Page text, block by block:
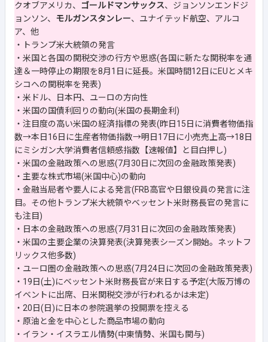
クオブアメリカ、 ゴールドマンサックス、ジョンソンエンドジ
ョンソン、 モルガンスタンレー、ユナイテッド航空、アルコ
ア、他
・トランプ米大統領の発言
・米国と各国の関税交渉の行方や思惑(各国に新たな関税率を通
達＆一時停止の期限を8月1日に延長。米国時間12日にEUとメキ
シコへの関税率を発表)
・米ドル、日本円、ユーロの方向性
・米国の国債利回りの動向(米国の長期金利)
・注目度の高い米国の経済指標の発表(昨日15日に消費者物価指
数→本日16日に生産者物価指数→明日17日に小売売上高→18日
にミシガン大学消費者信頼感指数【速報値】と目白押し)
・米国の金融政策への思惑(7月30日に次回の金融政策発表)
・主要な株式市場(米国中心)の動向
・金融当局者や要人による発言(FRB高官や日銀役員の発言に注
目。その他トランプ米大統領やベッセント米財務長官の発言に
も注目)
・日本の金融政策への思惑(7月31日に次回の金融政策発表)
・米国の主要企業の決算発表(決算発表シーズン開始。ネットフ
リックス他多数)
・ユーロ圏の金融政策への思惑(7月24日に次回の金融政策発表)
・19日(土)にベッセント米財務長官が来日する予定(大阪万博の
イベントに出席、日米関税交渉が行われるかは未定)
・20日(日)に日本の参院選挙の投開票を控える
・原油と金を中心とした商品市場の動向
・イラン・イスラエル情勢(中東情勢、米国も関与)